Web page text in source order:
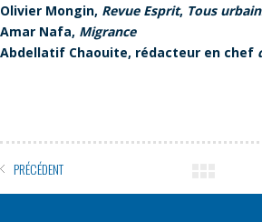
Olivier Mongin, Revue Esprit, Tous
Amar Nafa, Migrance
Abdellatif Chaouite, rédacteur en chef
PRÉCÉDENT